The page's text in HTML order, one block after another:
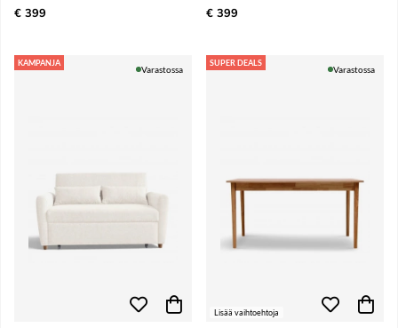
€ 399 € 399
KAMPANJA
Varastossa
SUPER DEALS
Lisää vaihtoehtoja
Varastossa